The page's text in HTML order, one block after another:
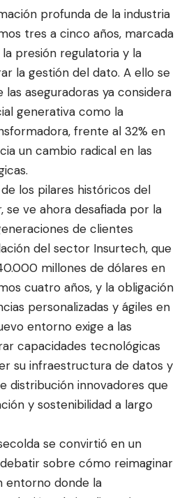
profunda de la industria
tres a cinco años, marcada
presión regulatoria y la
la gestión del dato. A ello se
las aseguradoras ya considera
generativa como la
frente al 32% en
un cambio radical en las
los pilares históricos del
se ve ahora desafiada por la
de clientes
del sector Insurtech, que
millones de dólares en
cuatro años, y la obligación
personalizadas y ágiles en
entorno exige a las
capacidades tecnológicas
su infraestructura de datos y
distribución innovadores que
y sostenibilidad a largo
se convirtió en un
sobre cómo reimaginar
entorno donde la